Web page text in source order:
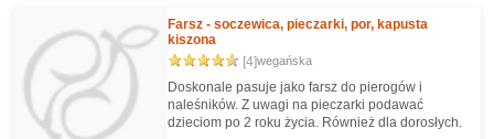
Farsz - soczewica, pieczarki, por, kapusta
kiszona
[4]wegańska
Doskonale pasuje jako farsz do pierogów i
naleśników. Z uwagi na pieczarki podawać
dzieciom po 2 roku życia. Również dla dorosłych.